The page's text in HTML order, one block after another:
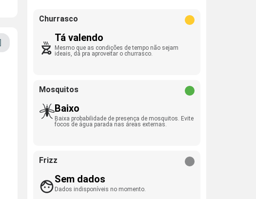
Churrasco
Tá valendo
Mesmo que as condições de tempo não sejam
ideais, dá pra aproveitar o churrasco.
Mosquitos
Baixo
Baixa probabilidade de presença de mosquitos. Evite
focos de água parada nas áreas externas.
Frizz
Sem dados
Dados indisponíveis no momento.